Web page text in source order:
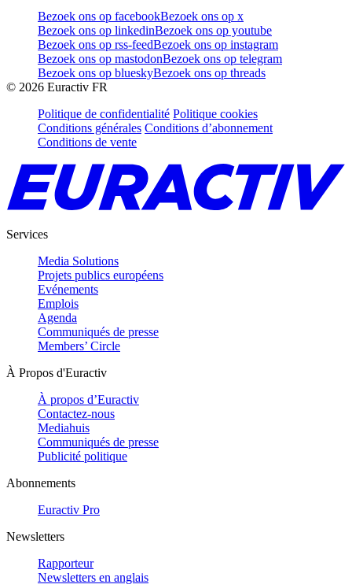
Bezoek ons op facebookBezoek ons op x
Bezoek ons op linkedinBezoek ons op youtube
Bezoek ons op rss-feedBezoek ons op instagram
Bezoek ons op mastodonBezoek ons op telegram
Bezoek ons op blueskyBezoek ons op threads
© 2026 Euractiv FR
Politique de confidentialité Politique cookies
Conditions générales Conditions d’abonnement
Conditions de vente
Services
Media Solutions
Projets publics européens
Evénements
Emplois
Agenda
Communiqués de presse
Members’ Circle
À Propos d'Euractiv
À propos d’Euractiv
Contactez-nous
Mediahuis
Communiqués de presse
Publicité politique
Abonnements
Euractiv Pro
Newsletters
Rapporteur
Newsletters en anglais